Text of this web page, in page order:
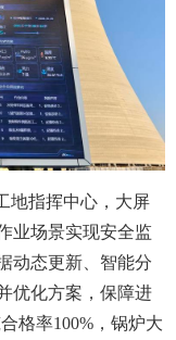
指挥中心，大屏
业场景实现安全监
动态更新、智能分
优化方案，保障进
格率100%，锅炉大